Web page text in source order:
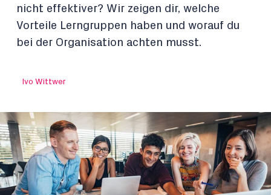
nicht effektiver? Wir zeigen dir, welche
Vorteile Lerngruppen haben und worauf du
bei der Organisation achten musst.
Ivo Wittwer